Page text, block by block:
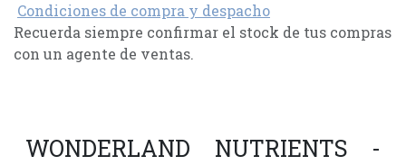
Condiciones de compra y despacho
Recuerda siempre confirmar el stock de tus compras
con un agente de ventas.
WONDERLAND NUTRIENTS -